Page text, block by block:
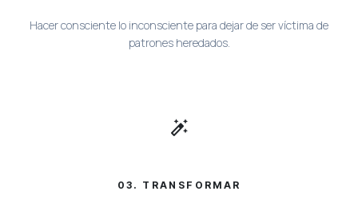
Hacer consciente lo inconsciente para dejar de ser víctima de
patrones heredados.
auto_fix_high
03. TRANSFORMAR